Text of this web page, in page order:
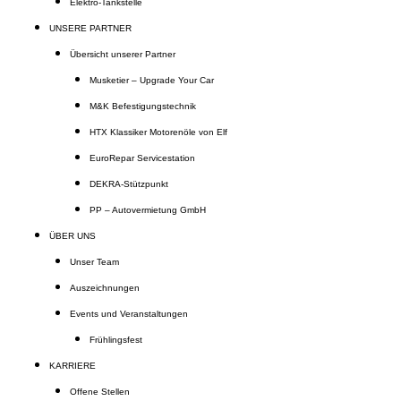
Elektro-Tankstelle
UNSERE PARTNER
Übersicht unserer Partner
Musketier – Upgrade Your Car
M&K Befestigungstechnik
HTX Klassiker Motorenöle von Elf
EuroRepar Servicestation
DEKRA-Stützpunkt
PP – Autovermietung GmbH
ÜBER UNS
Unser Team
Auszeichnungen
Events und Veranstaltungen
Frühlingsfest
KARRIERE
Offene Stellen